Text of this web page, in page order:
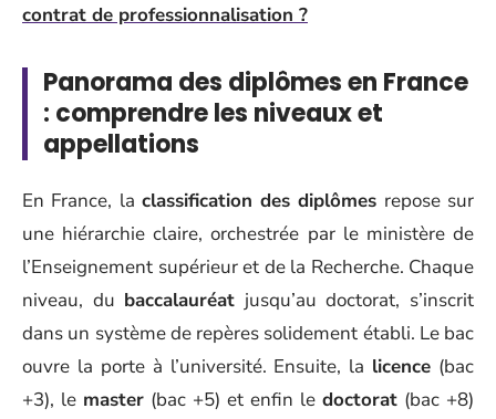
contrat de professionnalisation ?
Panorama des diplômes en France
: comprendre les niveaux et
appellations
En France, la classification des diplômes repose sur
une hiérarchie claire, orchestrée par le ministère de
l’Enseignement supérieur et de la Recherche. Chaque
niveau, du baccalauréat jusqu’au doctorat, s’inscrit
dans un système de repères solidement établi. Le bac
ouvre la porte à l’université. Ensuite, la licence (bac
+3), le master (bac +5) et enfin le doctorat (bac +8)